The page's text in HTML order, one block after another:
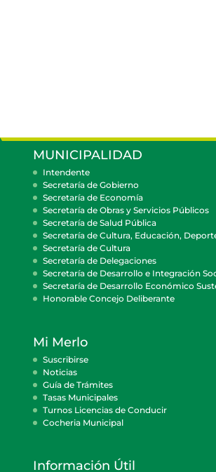
MUNICIPALIDAD
Intendente
Secretaría de Gobierno
Secretaría de Economía
Secretaría de Obras y Servicios Públicos
Secretaría de Salud Pública
Secretaría de Cultura, Educación,
Secretaría de Cultura
Secretaría de Delegaciones
Secretaría de Desarrollo e Integración
Secretaría de Desarrollo Económico
Honorable Concejo Deliberante
Mi Merlo
Suscribirse
Noticias
Guía de Trámites
Tasas Municipales
Turnos Licencias de Conducir
Cocheria Municipal
Información Útil